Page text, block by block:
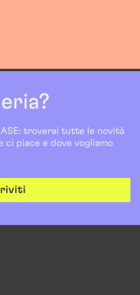
troverai tutte le novità
ci piace e dove vogliamo